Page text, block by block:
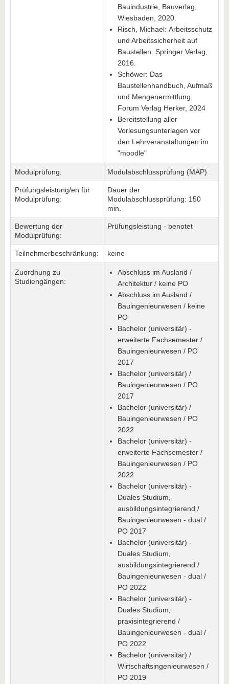
Bauindustrie, Bauverlag,
Wiesbaden, 2020.
Risch, Michael: Arbeitsschutz
und Arbeitssicherheit auf
Baustellen. Springer Verlag,
2016.
Schöwer: Das
Baustellenhandbuch, Aufmaß
und Mengenermittlung.
Forum Verlag Herker, 2024
Bereitstellung aller
Vorlesungsunterlagen vor
den Lehrveranstaltungen im
"moodle"
Modulprüfung: Modulabschlussprüfung (MAP)
Prüfungsleistung/en für
Modulprüfung:
Dauer der
Modulabschlussprüfung: 150
min.
Bewertung der
Modulprüfung:
Prüfungsleistung - benotet
Teilnehmerbeschränkung: keine
Zuordnung zu
Studiengängen:
Abschluss im Ausland /
Architektur / keine PO
Abschluss im Ausland /
Bauingenieurwesen / keine
PO
Bachelor (universitär) -
erweiterte Fachsemester /
Bauingenieurwesen / PO
2017
Bachelor (universitär) /
Bauingenieurwesen / PO
2017
Bachelor (universitär) /
Bauingenieurwesen / PO
2022
Bachelor (universitär) -
erweiterte Fachsemester /
Bauingenieurwesen / PO
2022
Bachelor (universitär) -
Duales Studium,
ausbildungsintegrierend /
Bauingenieurwesen - dual /
PO 2017
Bachelor (universitär) -
Duales Studium,
ausbildungsintegrierend /
Bauingenieurwesen - dual /
PO 2022
Bachelor (universitär) -
Duales Studium,
praxisintegrierend /
Bauingenieurwesen - dual /
PO 2022
Bachelor (universitär) /
Wirtschaftsingenieurwesen /
PO 2019